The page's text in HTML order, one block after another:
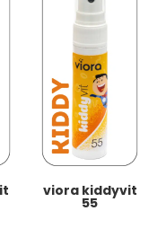
viora kiddyvit
55